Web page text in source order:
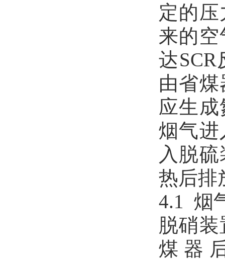
定的
来的空
达
由省
应生
烟气进
入脱
热后排
4.1 烟
脱硝
煤器